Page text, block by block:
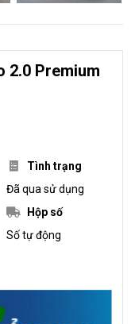
2.0 Premium
Tình trạng
Đã qua sử dụng
Hộp số
Số tự động